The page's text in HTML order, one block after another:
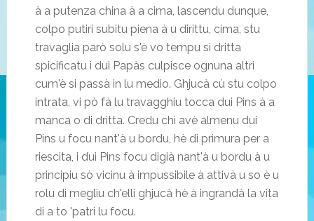
à a putenza china à a cima, lascendu dunque,
colpo putiri subitu piena à u dirittu, cima, stu
travaglia parò solu s'è vo tempu si dritta
spicificatu i dui Papàs culpisce ognuna altri
cum'è si passà in lu medio. Ghjucà cù stu colpo
intrata, vi pò fà lu travagghiu tocca dui Pins à a
manca o di dritta. Credu chì avè almenu dui
Pins u focu nant'à u bordu, hè di primura per a
riescita, i dui Pins focu digià nant'à u bordu à u
principiu sò vicinu à impussibile à attivà u so è u
rolu di megliu ch'elli ghjucà hè à ingrandà la vita
di a to 'patri lu focu.